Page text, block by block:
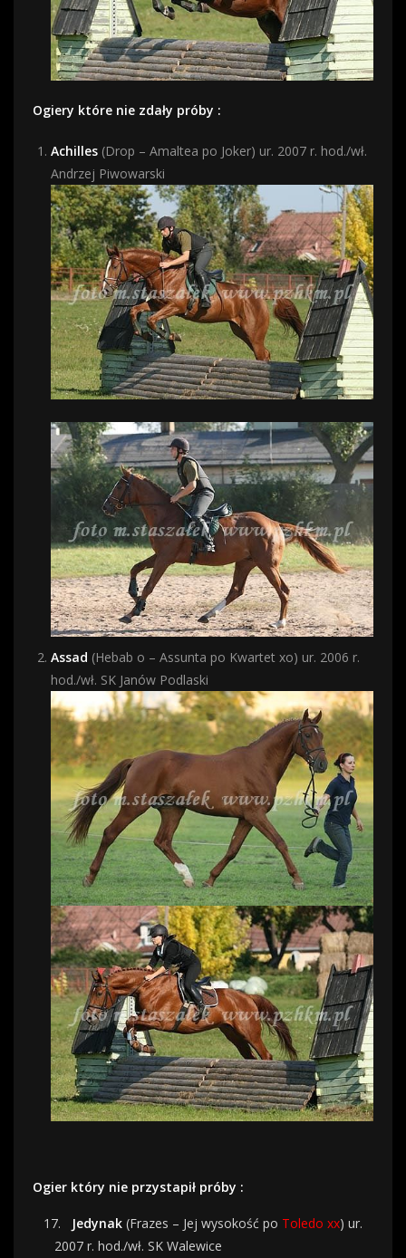
Ogiery które nie zdały próby :
Achilles (Drop – Amaltea po Joker) ur. 2007 r. hod./wł.
Andrzej Piwowarski
Assad (Hebab o – Assunta po Kwartet xo) ur. 2006 r.
hod./wł. SK Janów Podlaski
Ogier który nie przystapił próby :
17. Jedynak (Frazes – Jej wysokość po Toledo xx) ur.
2007 r. hod./wł. SK Walewice